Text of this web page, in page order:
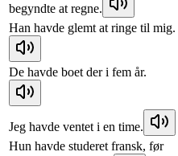
begyndte at regne.
Han havde glemt at ringe til mig.
De havde boet der i fem år.
Jeg havde ventet i en time.
Hun havde studeret fransk, før